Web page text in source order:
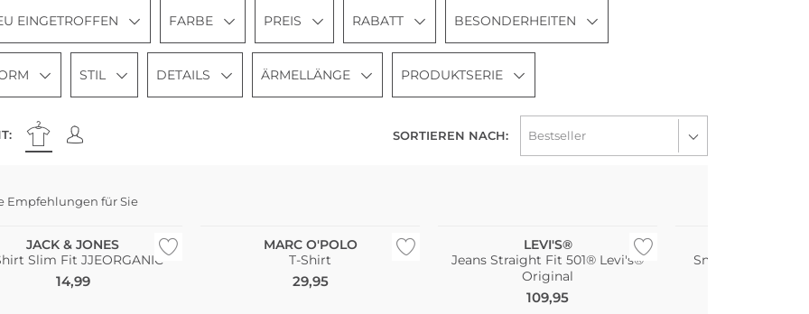
EINGETROFFEN FARBE PREIS RABATT BESONDERHEITEN
STIL DETAILS ÄRMELLÄNGE PRODUKTSERIE
SORTIEREN NACH:
Empfehlungen für Sie
JACK & JONES
Slim Fit JJEORGANIC
14,99
MARC O'POLO
T-Shirt
29,95
LEVI'S®
Jeans Straight Fit 501® Levi's®
Original
109,95